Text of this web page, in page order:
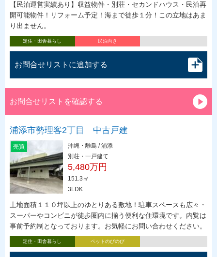
【民泊運営実績あり】収益物件・別荘・セカンドハウス・民泊再
開可能物件！リフォーム予定！海まで徒歩１分！この立地はあま
り出ません。
定住・田舎暮らし 民泊向き
お問合せリストに追加する
お問合せリストを確認する
浦添市勢理客2丁目 中古戸建
売買
沖縄・離島 / 浦添
別荘・一戸建て
5,480万円
151.3㎡
3LDK
土地面積１１０坪以上のゆとりある敷地！駐車スペースも広々・
スーパーやコンビニが徒歩圏内に揃う便利な住環境です。内覧は
事前予約制となっております。お気軽にお問い合わせください。
定住・田舎暮らし ペットのびのび